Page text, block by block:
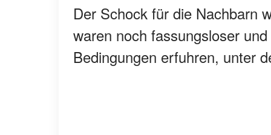
Der Schock für die Nachbarn
waren noch fassungsloser
Bedingungen erfuhren, unter